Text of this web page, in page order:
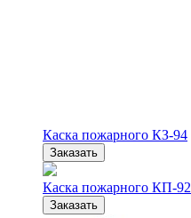
Каска пожарного КЗ-94
Заказать
Каска пожарного КП-92
Заказать